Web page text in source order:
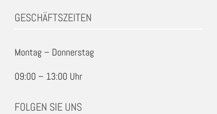
GESCHÄFTSZEITEN
Montag – Donnerstag
09:00 – 13:00 Uhr
FOLGEN SIE UNS